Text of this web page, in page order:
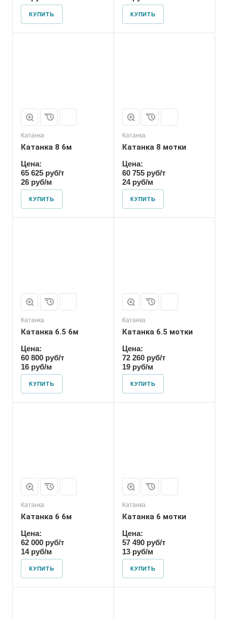
КУПИТЬ КУПИТЬ
Катанка
Катанка 8 6м
Цена:
65 625 руб/т
26 руб/м
КУПИТЬ
Катанка
Катанка 8 мотки
Цена:
60 755 руб/т
24 руб/м
КУПИТЬ
Катанка
Катанка 6.5 6м
Цена:
60 800 руб/т
16 руб/м
КУПИТЬ
Катанка
Катанка 6.5 мотки
Цена:
72 260 руб/т
19 руб/м
КУПИТЬ
Катанка
Катанка 6 6м
Цена:
62 000 руб/т
14 руб/м
КУПИТЬ
Катанка
Катанка 6 мотки
Цена:
57 490 руб/т
13 руб/м
КУПИТЬ